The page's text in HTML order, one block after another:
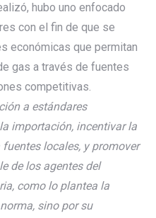
hubo uno enfocado
con el fin de que se
económicas que permitan
gas a través de fuentes
competitivas.
a estándares
importación, incentivar la
locales, y promover
de los agentes del
como lo plantea la
sino por su